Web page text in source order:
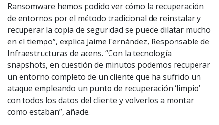
Ransomware hemos podido ver cómo la recuperación
de entornos por el método tradicional de reinstalar y
recuperar la copia de seguridad se puede dilatar mucho
en el tiempo”, explica Jaime Fernández, Responsable de
Infraestructuras de acens. “Con la tecnología
snapshots, en cuestión de minutos podemos recuperar
un entorno completo de un cliente que ha sufrido un
ataque empleando un punto de recuperación ‘limpio’
con todos los datos del cliente y volverlos a montar
como estaban”, añade.